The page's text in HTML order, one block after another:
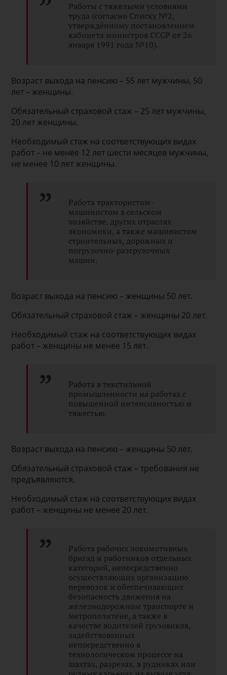
Работы с тяжелыми условиями
труда (согласно Списку №2,
утверждённому постановлением
кабинета министров СССР от 26
января 1991 года №10).
Возраст выхода на пенсию – 55 лет мужчины, 50
лет – женщины.
Обязательный страховой стаж – 25 лет мужчины,
20 лет женщины.
Необходимый стаж на соответствующих видах
работ – не менее 12 лет шести месяцев мужчины,
не менее 10 лет женщины.
Работа трактористом-
машинистом в сельском
хозяйстве, других отраслях
экономики, а также машинистом
строительных, дорожных и
погрузочно-разгрузочных
машин.
Возраст выхода на пенсию – женщины 50 лет.
Обязательный страховой стаж – женщины 20 лет.
Необходимый стаж на соответствующих видах
работ – женщины не менее 15 лет.
Работа в текстильной
промышленности на работах с
повышенной интенсивностью и
тяжестью.
Возраст выхода на пенсию – женщины 50 лет.
Обязательный страховой стаж – требования не
предъявляются.
Необходимый стаж на соответствующих видах
работ – женщины не менее 20 лет.
Работа рабочих локомотивных
бригад и работников отдельных
категорий, непосредственно
осуществляющих организацию
перевозок и обеспечивающих
безопасность движения на
железнодорожном транспорте и
метрополитене, а также в
качестве водителей грузовиков,
задействованных
непосредственно в
технологическом процессе на
шахтах, разрезах, в рудниках или